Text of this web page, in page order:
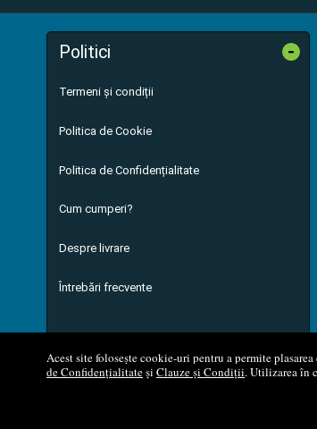
Acest site folosește cookie-uri pentru a permite
de Confidențialitateși Clauze și Condiții. Utilizarea în
Politici -
Termeni și condiții
Politica de Cookie
Politica de Confidențialitate
Cum cumperi?
Despre livrare
Întrebări frecvente